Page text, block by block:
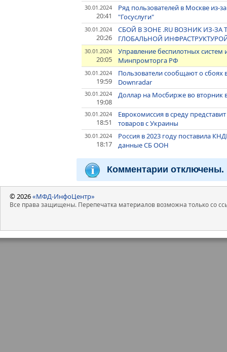
30.01.2024
20:41
Ряд пользователей в Москве из-
"Госуслуги"
30.01.2024
20:26
СБОЙ В ЗОНЕ .RU ВОЗНИК ИЗ-
ГЛОБАЛЬНОЙ
30.01.2024
20:05
Управление беспилотных систем
Минпромторга РФ
30.01.2024
19:59
Пользователи сообщают о сбоях
Downradar
30.01.2024
19:08
Доллар на Мосбирже во вторник
30.01.2024
18:51
Еврокомиссия в среду
товаров с Украины
30.01.2024
18:17
Россия в 2023 году поставила
данные СБ ООН
Комментарии отключены.
© 2026«МФД-ИнфоЦентр»
Все права защищены. Перепечатка материалов возможна только со